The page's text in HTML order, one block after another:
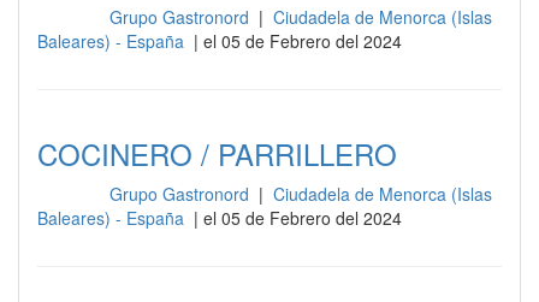
Grupo Gastronord | Ciudadela de Menorca (Islas
Baleares) - España | el 05 de Febrero del 2024
COCINERO / PARRILLERO
Grupo Gastronord | Ciudadela de Menorca (Islas
Baleares) - España | el 05 de Febrero del 2024